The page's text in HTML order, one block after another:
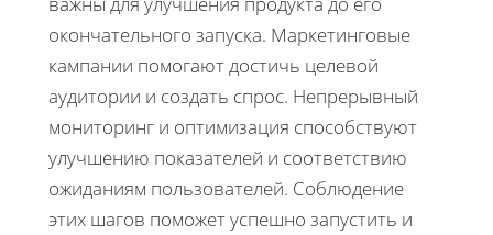
окончательного запуска. Маркетинговые
кампании помогают достичь целевой
аудитории и создать спрос. Непрерывный
мониторинг и оптимизация способствуют
улучшению показателей и соответствию
ожиданиям пользователей. Соблюдение
этих шагов поможет успешно запустить и